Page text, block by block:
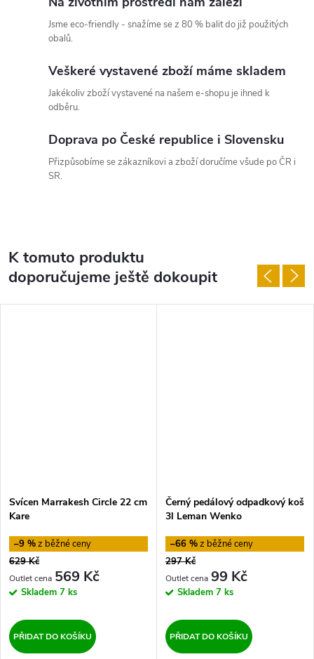
Jsme eco-friendly - snažíme se z 80 % balit do již použitých
obalů.
Veškeré vystavené zboží máme skladem
Jakékoliv zboží vystavené na našem e-shopu je ihned k
odběru.
Doprava po České republice i Slovensku
Přizpůsobíme se zákazníkovi a zboží doručíme všude po ČR i
SR.
K tomuto produktu
doporučujeme ještě dokoupit
Svícen Marrakesh Circle 22 cm
Kare
–9 %
629 Kč
569 Kč
Skladem 7 ks
PŘIDAT DO KOŠÍKU
Černý pedálový odpadkový koš
3l Leman Wenko
–66 %
297 Kč
99 Kč
Skladem 7 ks
PŘIDAT DO KOŠÍKU